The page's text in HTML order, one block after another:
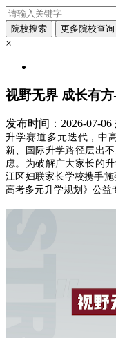
×
视野无界 成长有
发布时间：2026-07-06
升学赛道多元迭代，中
新、国际升学路径层出
虑。为破解广大家长的
江区妇联家长学校携手
高考多元升学规划》公益